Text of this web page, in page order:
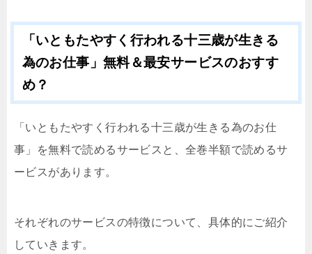
「いともたやすく行われる十三歳が生きる
為のお仕事」無料＆最安サービスのおすす
め？
「いともたやすく行われる十三歳が生きる為のお仕
事」を無料で読めるサービスと、全巻半額で読めるサ
ービスがあります。
それぞれのサービスの特徴について、具体的にご紹介
していきます。